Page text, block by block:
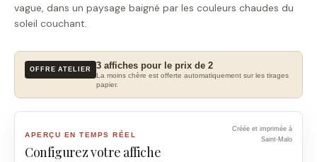
vague, dans un paysage baigné par les couleurs chaudes du
soleil couchant.
OFFRE ATELIER 3 affiches pour le prix de 2
La moins chère est offerte automatiquement sur les tirages
papier.
APERÇU EN TEMPS RÉEL
Configurez votre affiche
Créée et imprimée à
Saint-Malo